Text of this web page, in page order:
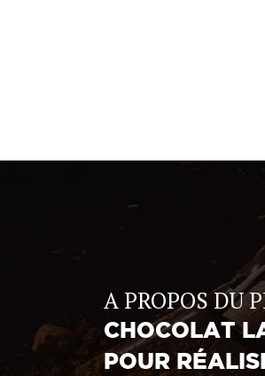
A PROPOS DU
CHOCOLAT
POUR